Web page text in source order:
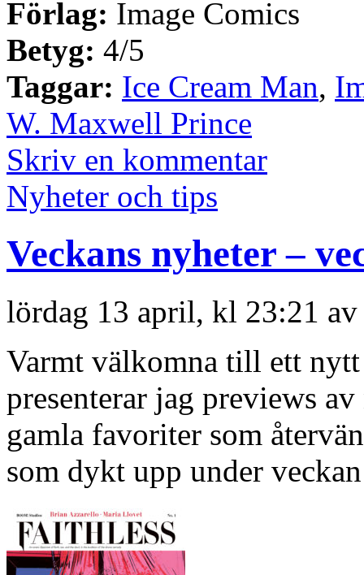
Förlag: Image Comics
Betyg: 4/5
Taggar: Ice Cream Man,
W. Maxwell Prince
Skriv en kommentar
Nyheter och tips
Veckans nyheter –
lördag 13 april, kl 23:21 av
Varmt välkomna till ett
presenterar jag previews
gamla favoriter som
som dykt upp under